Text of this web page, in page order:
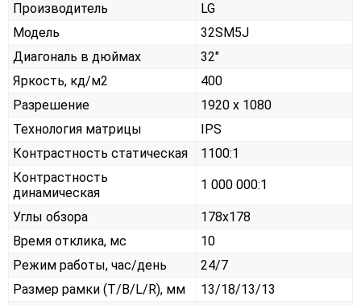
Производитель
LG
Модель
32SM5J
Диагональ в дюймах
32"
Яркость, кд/м2
400
Разрешение
1920 x 1080
Технология матрицы
IPS
Контрастность статическая
1100:1
Контрастность
динамическая
1 000 000:1
Углы обзора
178x178
Время отклика, мс
10
Режим работы, час/день
24/7
Размер рамки (T/B/L/R), мм
13/18/13/13